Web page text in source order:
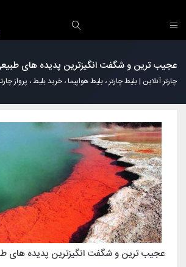
عجیب ترین و شگفت انگیزترین پدیده های
چارتر آنلاین | بلیط چارتر ، بلیط هواپیما ، خرید بلیط ، پرواز
عجیب ترین و شگفت انگیزترین پدیده های